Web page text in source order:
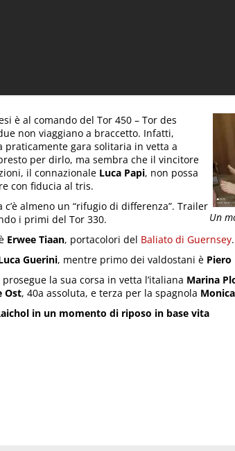
Un
è al comando del Tor 450 – Tor des
non viaggiano a braccetto. Infatti,
praticamente gara solitaria in vetta a
per dirlo, ma sembra che il vincitore
il connazionale Luca Papi, non possa
con fiducia al tris.
almeno un “rifugio di differenza”. Trailer
i primi del Tor 330.
Erwee Tiaan, portacolori del Baliato di Guernsey.
Guerini, mentre primo dei valdostani è Piero
la sua corsa in vetta l’italiana Marina
Ost, 40a assoluta, e terza per la spagnola
in un momento di riposo in base vita